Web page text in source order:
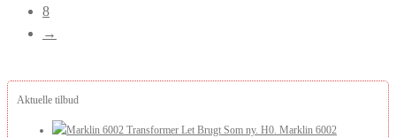
8
→
Aktuelle tilbud
Marklin 6002